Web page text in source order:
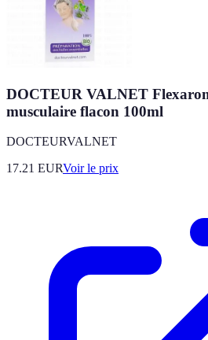
DOCTEUR VALNET
musculaire flacon 100ml
DOCTEURVALNET
17.21 EURVoir le prix